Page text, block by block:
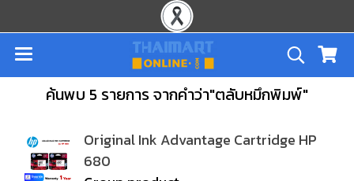
ค้นพบ 5 รายการ จากคำว่า"ตลับหมึกพิมพ์"
Original Ink Advantage Cartridge HP
680